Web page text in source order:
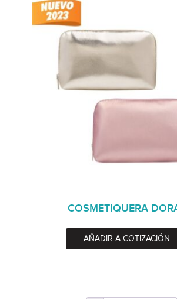
COSMETIQUERA
AÑADIR A COTIZACIÓN